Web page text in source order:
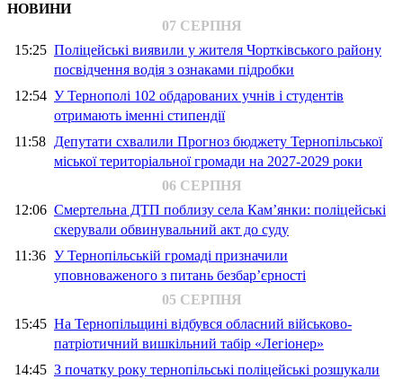
НОВИНИ
07 СЕРПНЯ
15:25 Поліцейські виявили у жителя Чортківського району
посвідчення водія з ознаками підробки
12:54 У Тернополі 102 обдарованих учнів і студентів
отримають іменні стипендії
11:58 Депутати схвалили Прогноз бюджету Тернопільської
міської територіальної громади на 2027-2029 роки
06 СЕРПНЯ
12:06 Смертельна ДТП поблизу села Кам’янки: поліцейські
скерували обвинувальний акт до суду
11:36 У Тернопільській громаді призначили
уповноваженого з питань безбар’єрності
05 СЕРПНЯ
15:45 На Тернопільщині відбувся обласний військово-
патріотичний вишкільний табір «Легіонер»
14:45 З початку року тернопільські поліцейські розшукали